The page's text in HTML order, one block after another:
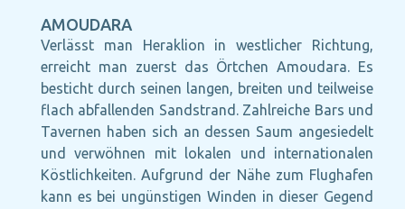
AMOUDARA
Verlässt man Heraklion in westlicher Richtung,
erreicht man zuerst das Örtchen Amoudara. Es
besticht durch seinen langen, breiten und teilweise
flach abfallenden Sandstrand. Zahlreiche Bars und
Tavernen haben sich an dessen Saum angesiedelt
und verwöhnen mit lokalen und internationalen
Köstlichkeiten. Aufgrund der Nähe zum Flughafen
kann es bei ungünstigen Winden in dieser Gegend